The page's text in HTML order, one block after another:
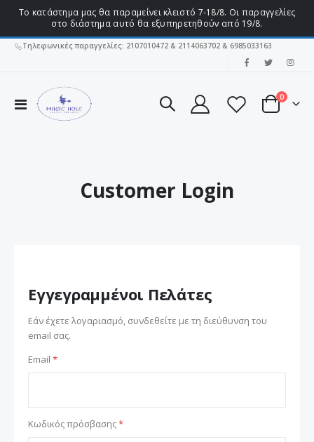
Το κατάστημα μας θα παραμείνει κλειστό 7-18/8. Οι παραγγελίες
στο διάστημα αυτό θα εξυπηρετηθούν από 19/8.
Τηλεφωνικές παραγγελίες: 2107010472 & 2114063702 & 6985033163
Εναλλαγή
Πλοήγησης
Cart
0
Customer Login
Εγγεγραμμένοι Πελάτες
Εάν έχετε λογαριασμό, συνδεθείτε με τη διεύθυνση του
email σας.
Email
Κωδικός πρόσβασης